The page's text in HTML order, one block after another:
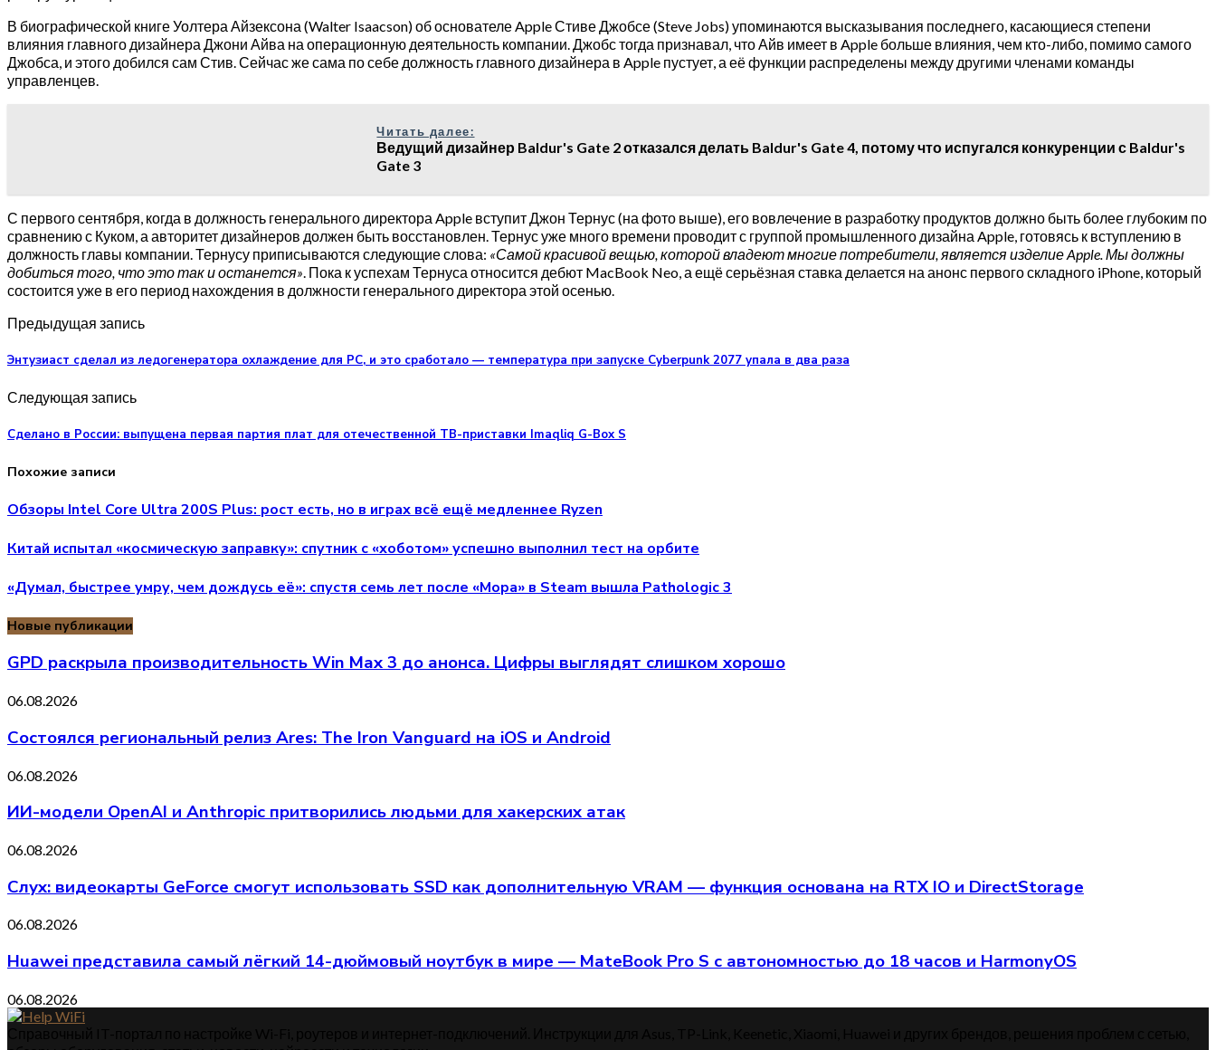
В биографической книге Уолтера Айзексона (Walter Isaacson) об основателе Apple Стиве Джобсе (Steve Jobs) упоминаются высказывания последнего, касающиеся степени
влияния главного дизайнера Джони Айва на операционную деятельность компании. Джобс тогда признавал, что Айв имеет в Apple больше влияния, чем кто-либо, помимо самого
Джобса, и этого добился сам Стив. Сейчас же сама по себе должность главного дизайнера в Apple пустует, а её функции распределены между другими членами команды
управленцев.
Читать далее:
Ведущий дизайнер Baldur's Gate 2 отказался делать Baldur's Gate 4, потому что испугался конкуренции с Baldur's
Gate 3
С первого сентября, когда в должность генерального директора Apple вступит Джон Тернус (на фото выше), его вовлечение в разработку продуктов должно быть более глубоким по
сравнению с Куком, а авторитет дизайнеров должен быть восстановлен. Тернус уже много времени проводит с группой промышленного дизайна Apple, готовясь к вступлению в
должность главы компании. Тернусу приписываются следующие слова: «Самой красивой вещью, которой владеют многие потребители, является изделиеApple. Мы должны
добиться того, что это так и останется». Пока к успехам Тернуса относится дебют MacBook Neo, а ещё серьёзная ставка делается на анонс первого складного iPhone, который
состоится уже в его период нахождения в должности генерального директора этой осенью.
Предыдущая запись
Энтузиаст сделал из ледогенератора охлаждение для PC, и это сработало — температура при запуске Cyberpunk 2077 упала в два раза
Следующая запись
Сделано в России: выпущена первая партия плат для отечественной ТВ-приставки Imaqliq G-Box S
Похожие записи
Обзоры Intel Core Ultra 200S Plus: рост есть, но в играх всё ещё медленнее Ryzen
Китай испытал «космическую заправку»: спутник с «хоботом» успешно выполнил тест на орбите
«Думал, быстрее умру, чем дождусь её»: спустя семь лет после «Мора» в Steam вышла Pathologic 3
Новые публикации
GPD раскрыла производительность Win Max 3 до анонса. Цифры выглядят слишком хорошо
06.08.2026
Состоялся региональный релиз Ares: The Iron Vanguard на iOS и Android
06.08.2026
ИИ-модели OpenAI и Anthropic притворились людьми для хакерских атак
06.08.2026
Слух: видеокарты GeForce смогут использовать SSD как дополнительную VRAM — функция основана на RTX IO и DirectStorage
06.08.2026
Huawei представила самый лёгкий 14-дюймовый ноутбук в мире — MateBook Pro S с автономностью до 18 часов и HarmonyOS
06.08.2026